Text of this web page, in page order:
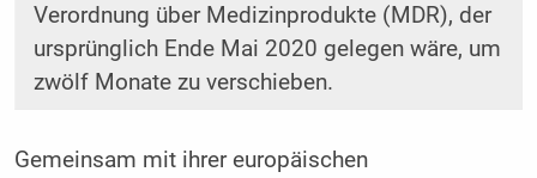
Verordnung über Medizinprodukte (MDR), der
ursprünglich Ende Mai 2020 gelegen wäre, um
zwölf Monate zu verschieben.
Gemeinsam mit ihrer europäischen